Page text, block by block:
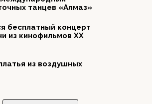
танцев «Алмаз»
бесплатный концерт
из кинофильмов XX
из воздушных